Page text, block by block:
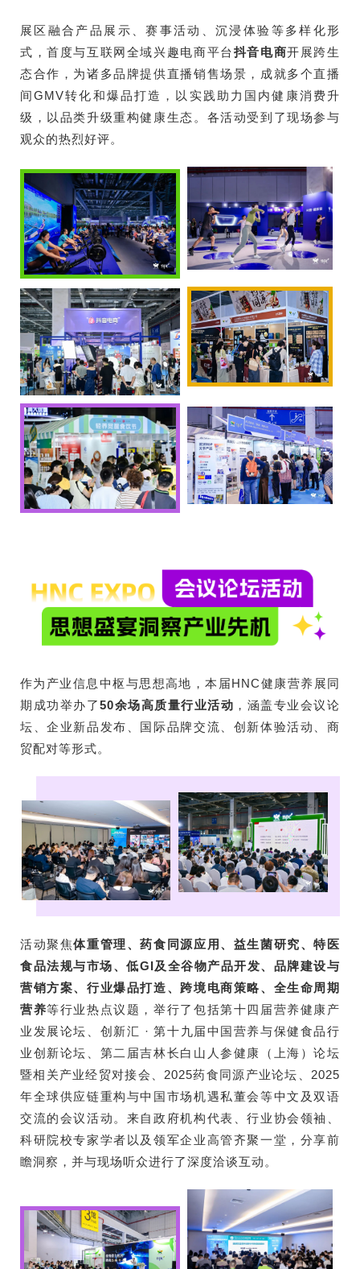
展区融合产品展示、赛事活动、沉浸体验等多样化形
式，首度与互联网全域兴趣电商平台抖音电商开展跨生
态合作，为诸多品牌提供直播销售场景，成就多个直播
间GMV转化和爆品打造，以实践助力国内健康消费升
级，以品类升级重构健康生态。各活动受到了现场参与
观众的热烈好评。
作为产业信息中枢与思想高地，本届HNC健康营养展同
期成功举办了50余场高质量行业活动 ，涵盖专业会议论
坛、企业新品发布、国际品牌交流、创新体验活动、商
贸配对等形式。
活动聚焦体重管理、药食同源应用、益生菌研究、特医
食品法规与市场、低GI及全谷物产品开发、品牌建设与
营销方案、行业爆品打造、跨境电商策略、全生命周期
营养等行业热点议题，举行了包括第十四届营养健康产
业发展论坛、创新汇 · 第十九届中国营养与保健食品行
业创新论坛、第二届吉林长白山人参健康（上海）论坛
暨相关产业经贸对接会、2025药食同源产业论坛、2025
年全球供应链重构与中国市场机遇私董会等中文及双语
交流的会议活动。来自政府机构代表、行业协会领袖、
科研院校专家学者以及领军企业高管齐聚一堂，分享前
瞻洞察，并与现场听众进行了深度洽谈互动。